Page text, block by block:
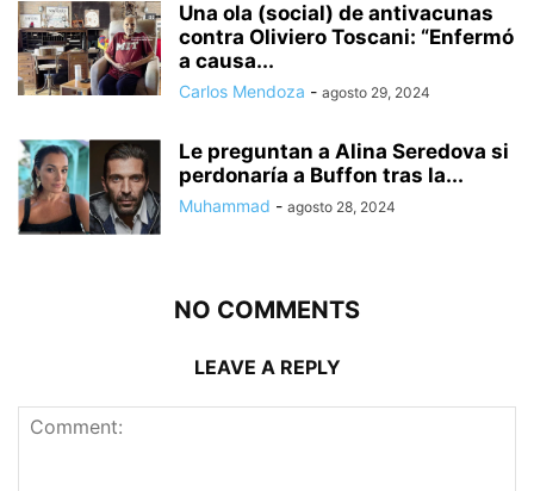
Una ola (social) de antivacunas
contra Oliviero Toscani: “Enfermó
a causa...
Carlos Mendoza - agosto 29, 2024
Le preguntan a Alina Seredova si
perdonaría a Buffon tras la...
Muhammad - agosto 28, 2024
NO COMMENTS
LEAVE A REPLY